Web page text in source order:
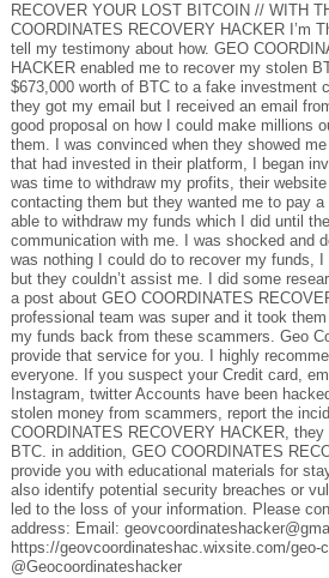
RECOVER YOUR LOST BITCOIN // WITH
COORDINATES RECOVERY HACKER I’m
tell my testimony about how. GEO
HACKER enabled me to recover my stolen
$673,000 worth of BTC to a fake investment
they got my email but I received an email
good proposal on how I could make millions
them. I was convinced when they showed
that had invested in their platform, I began
was time to withdraw my profits, their
contacting them but they wanted me to pay
able to withdraw my funds which I did until
communication with me. I was shocked and
was nothing I could do to recover my funds,
but they couldn’t assist me. I did some
a post about GEO COORDINATES
professional team was super and it took
my funds back from these scammers. Geo
provide that service for you. I highly
everyone. If you suspect your Credit card,
Instagram, twitter Accounts have been
stolen money from scammers, report the
COORDINATES RECOVERY HACKER,
BTC. in addition, GEO COORDINATES
provide you with educational materials for
also identify potential security breaches or
led to the loss of your information. Please
address: Email:
https://geovcoordinateshac.wixsite.com/geo-
@Geocoordinateshacker